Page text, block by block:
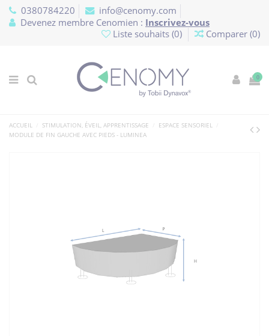
0380784220
info@cenomy.com
Devenez membre Cenomien : Inscrivez-vous
Liste souhaits (0) Comparer (0)
0
ACCUEIL STIMULATION, ÉVEIL, APPRENTISSAGE
ESPACE SENSORIEL
MODULE DE FIN GAUCHE AVEC PIEDS - LUMINEA
Panneau de gestion des cookies